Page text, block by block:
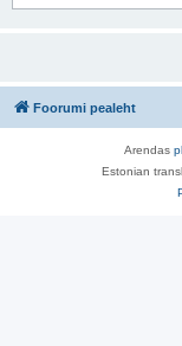
Foorumi pealeht
Arendas
Estonian